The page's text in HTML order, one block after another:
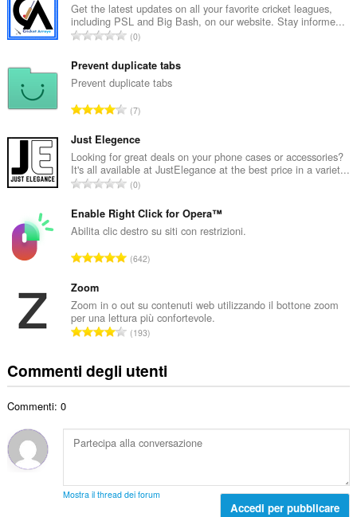
Get the latest updates on all your favorite cricket leagues,
including PSL and Big Bash, on our website. Stay informe...
N
m
e
o
o
t
a
e
d
g
d
i
z
:
0
Prevent duplicate tabs
Prevent duplicate tabs
N
m
e
r
o
o
t
a
d
i
g
u
d
i
:
7
Just Elegence
Looking for great deals on your phone cases or accessories?
It's all available at JustElegance at the best price in a variet...
N
m
e
o
t
a
d
i
u
z
i
0
Enable Right Click for Opera™
Abilita clic destro su siti con restrizioni.
N
e
r
o
o
t
e
d
i
642
Zoom
Zoom in o out su contenuti web utilizzando il bottone zoom
per una lettura più confortevole.
N
e
t
o
l
193
Commenti degli utenti
Commenti: 0
Mostra il thread dei forum
Accedi per pubblicare